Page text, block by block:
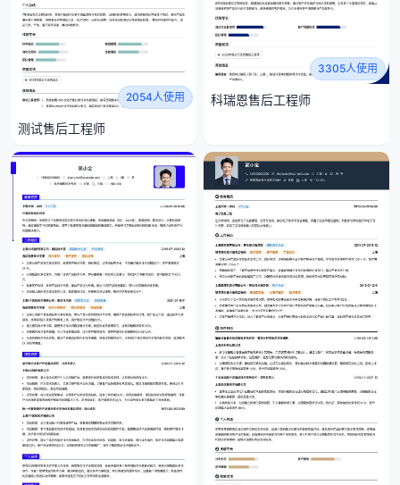
2054人使用
测试售后工程师
3305人使用
科瑞恩售后工程师